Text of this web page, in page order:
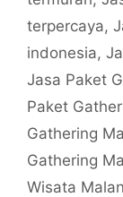
terpercaya,
indonesia,
Jasa Paket
Paket
Gathering
Gathering
Wisata